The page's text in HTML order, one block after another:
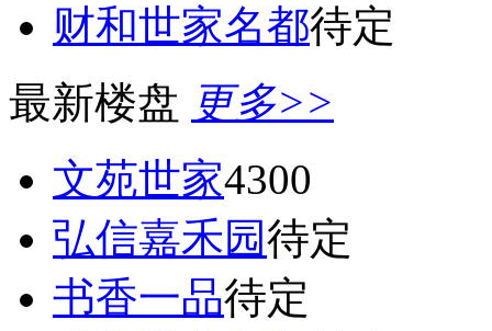
财和世家名都待定
最新楼盘 更多>>
文苑世家4300
弘信嘉禾园待定
书香一品待定